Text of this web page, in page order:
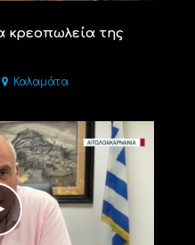
κρεοπωλεία της
Καλαμάτα